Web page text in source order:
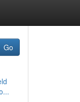
Go